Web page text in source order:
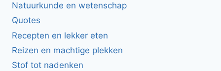
Natuurkunde en wetenschap
Quotes
Recepten en lekker eten
Reizen en machtige plekken
Stof tot nadenken